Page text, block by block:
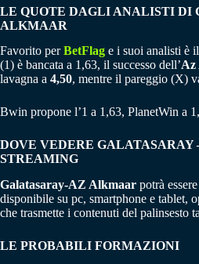
LE QUOTE DAGLI ANALISTI DI
ALKMAAR
Favorito perBetFlag e i suoi analisti è il
(1) è bancata a 1,63, il successo dell’Az
lavagna a 4,50, mentre il pareggio (X)
Bwin propone l’1 a 1,63, PlanetWin a
DOVE VEDERE
STREAMING
Galatasaray-AZ Alkmaar potrà
disponibile su pc, smartphone e tablet,
che trasmette i contenuti del palinsesto
LE PROBABILI FORMAZIONI